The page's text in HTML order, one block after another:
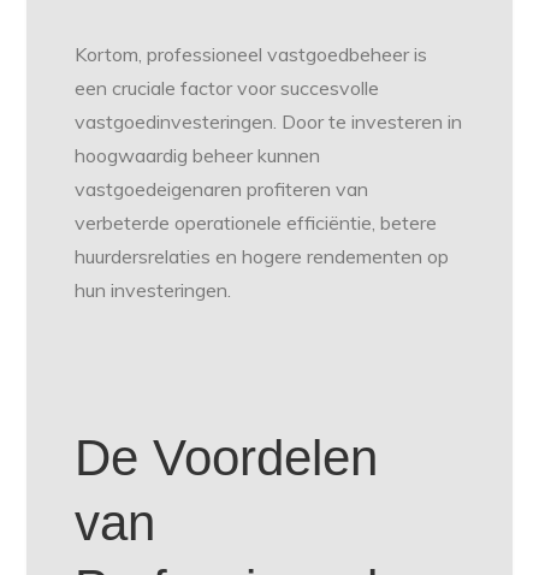
Kortom, professioneel vastgoedbeheer is
een cruciale factor voor succesvolle
vastgoedinvesteringen. Door te investeren in
hoogwaardig beheer kunnen
vastgoedeigenaren profiteren van
verbeterde operationele efficiëntie, betere
huurdersrelaties en hogere rendementen op
hun investeringen.
De Voordelen
van